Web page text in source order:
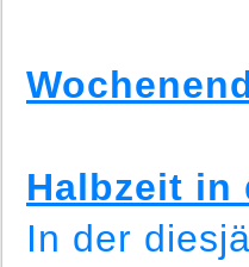
Halbzeit in
In der